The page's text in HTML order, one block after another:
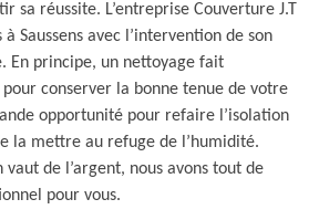
sa réussite. L’entreprise Couverture J.T
Saussens avec l’intervention de son
En principe, un nettoyage fait
conserver la bonne tenue de votre
opportunité pour refaire l’isolation
la mettre au refuge de l’humidité.
de l’argent, nous avons tout de
pour vous.